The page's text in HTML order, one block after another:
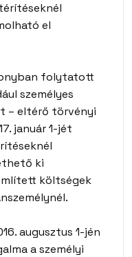
el
folytatott
személyes
– eltérő törvényi
január 1-jét
ki
költségek
augusztus 1-jén
a személyi